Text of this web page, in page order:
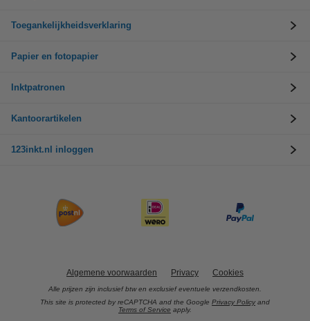
Toegankelijkheidsverklaring
Papier en fotopapier
Inktpatronen
Kantoorartikelen
123inkt.nl inloggen
Algemene voorwaarden Privacy Cookies
Alle prijzen zijn inclusief btw en exclusief eventuele verzendkosten.
This site is protected by reCAPTCHA and the Google Privacy Policy and
Terms of Service apply.